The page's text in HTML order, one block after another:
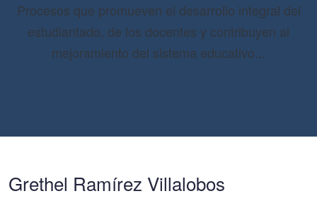
Procesos que promueven el desarrollo integral del
estudiantado, de los docentes y contribuyen al
mejoramiento del sistema educativo...
Grethel Ramírez Villalobos